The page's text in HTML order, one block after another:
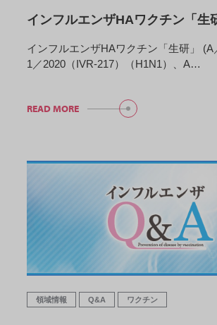
インフルエンザHAワクチン「生
インフルエンザHAワクチン「生研」 (A
1／2020（IVR-217）（H1N1）、A…
READ MORE
領域情報 Q&A ワクチン